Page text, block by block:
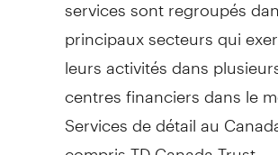
principaux secteurs qui
leurs activités dans
centres financiers dans le
Services de détail au
compris TD Canada Trust,